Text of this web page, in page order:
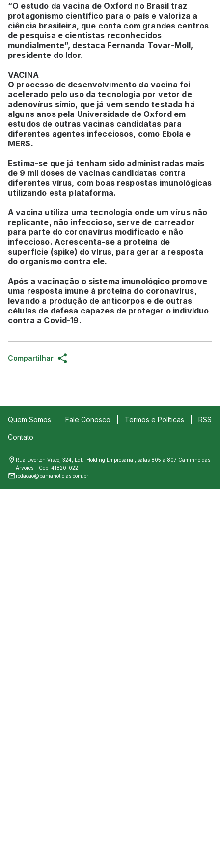
“O estudo da vacina de Oxford no Brasil traz
protagonismo científico para o país e valoriza a
ciência brasileira, que conta com grandes centros
de pesquisa e cientistas reconhecidos
mundialmente”, destaca Fernanda Tovar-Moll,
presidente do Idor.
VACINA
O processo de desenvolvimento da vacina foi
acelerado pelo uso da tecnologia por vetor de
adenovírus símio, que já vem sendo testada há
alguns anos pela Universidade de Oxford em
estudos de outras vacinas candidatas para
diferentes agentes infecciosos, como Ebola e
MERS.
Estima-se que já tenham sido administradas mais
de 9 mil doses de vacinas candidatas contra
diferentes vírus, com boas respostas imunológicas
utilizando esta plataforma.
A vacina utiliza uma tecnologia onde um vírus não
replicante, não infeccioso, serve de carreador
para parte do coronavírus modificado e não
infeccioso. Acrescenta-se a proteína de
superfície (spike) do vírus, para gerar a resposta
do organismo contra ele.
Após a vacinação o sistema imunológico promove
uma resposta imune à proteína do coronavírus,
levando a produção de anticorpos e de outras
células de defesa capazes de proteger o indivíduo
contra a Covid-19.
Compartilhar
Quem Somos Fale Conosco Termos e Políticas RSS
Contato
Rua Ewerton Visco, 324, Edf.: Holding Empresarial, salas 805 a 807 Caminho das
Árvores - Cep: 41820-022
redacao@bahianoticias.com.br